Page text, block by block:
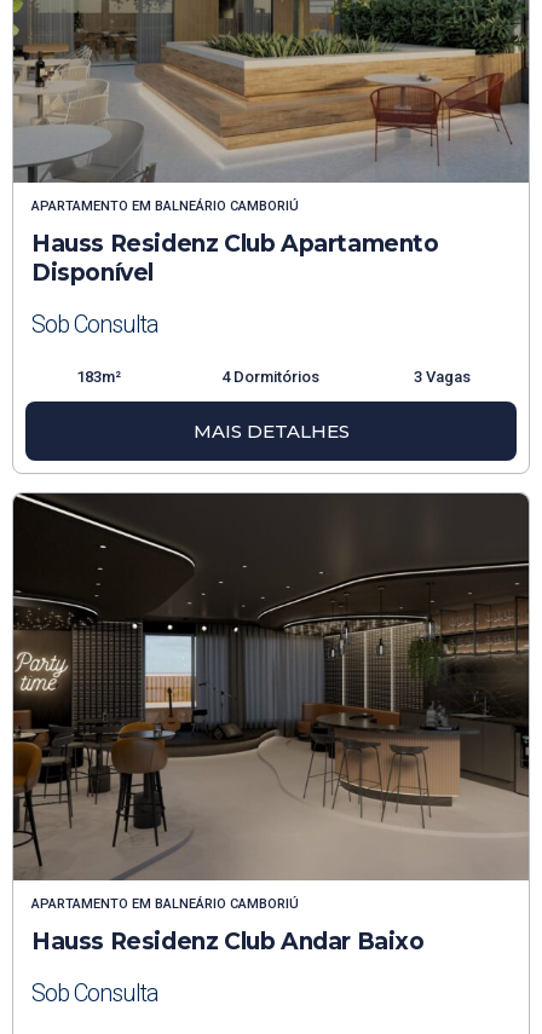
APARTAMENTO EM BALNEÁRIO CAMBORIÚ
Hauss Residenz Club Apartamento
Disponível
Sob Consulta
183m² 4 Dormitórios 3 Vagas
MAIS DETALHES
APARTAMENTO EM BALNEÁRIO CAMBORIÚ
Hauss Residenz Club Andar Baixo
Sob Consulta